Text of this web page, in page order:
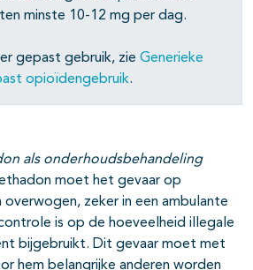
minste 10-12 mg per dag.
gepast gebruik, zie Generieke
opioïdengebruik.
als onderhoudsbehandeling
moet het gevaar op
zeker in een ambulante
is op de hoeveelheid illegale
bijgebruikt. Dit gevaar moet met
hem belangrijke anderen worden